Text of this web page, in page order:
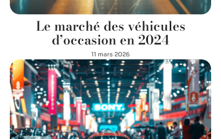
Le marché des véhicules
d’occasion en 2024
11 mars 2026